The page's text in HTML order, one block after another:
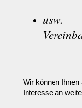
Wir können Ihnen
Interesse an